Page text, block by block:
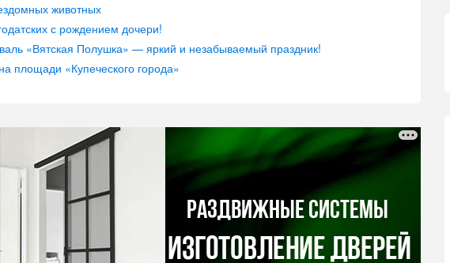
животных
с рождением дочери!
«Вятская Полушка» — яркий и незабываемый праздник!
площади «Купеческого города»